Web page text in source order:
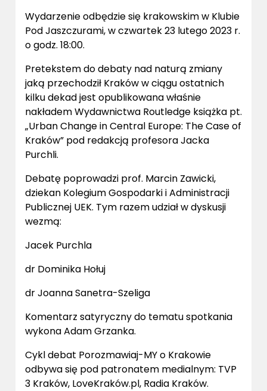
Wydarzenie odbędzie się krakowskim w Klubie
Pod Jaszczurami, w czwartek 23 lutego 2023 r.
o godz. 18:00.
Pretekstem do debaty nad naturą zmiany
jaką przechodził Kraków w ciągu ostatnich
kilku dekad jest opublikowana właśnie
nakładem Wydawnictwa Routledge książka pt.
„Urban Change in Central Europe: The Case of
Kraków” pod redakcją profesora Jacka
Purchli.
Debatę poprowadzi prof. Marcin Zawicki,
dziekan Kolegium Gospodarki i Administracji
Publicznej UEK. Tym razem udział w dyskusji
wezmą:
Jacek Purchla
dr Dominika Hołuj
dr Joanna Sanetra-Szeliga
Komentarz satyryczny do tematu spotkania
wykona Adam Grzanka.
Cykl debat Porozmawiaj-MY o Krakowie
odbywa się pod patronatem medialnym: TVP
3 Kraków, LoveKraków.pl, Radia Kraków.